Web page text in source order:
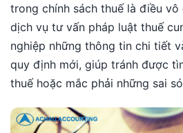
trong chính sách thuế là điều vô
dịch vụ tư vấn pháp luật thuế
nghiệp những thông tin chi tiết
quy định mới, giúp tránh được
thuế hoặc mắc phải những sai